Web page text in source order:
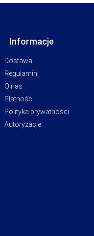
Informacje
Dostawa
Regulamin
O nas
Płatności
Polityka prywatności
Autoryzacje